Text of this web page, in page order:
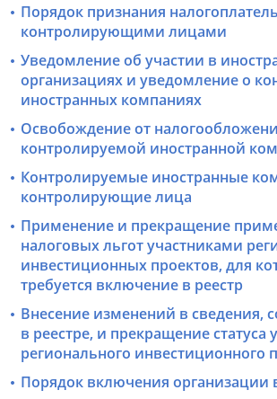
Порядок признания
контролирующими лицами
Уведомление об участии в
организациях и уведомление о
иностранных компаниях
Освобождение от
контролируемой иностранной
Контролируемые иностранные
контролирующие лица
Применение и прекращение
налоговых льгот участниками
инвестиционных проектов, для
требуется включение в реестр
Внесение изменений в сведения,
в реестре, и прекращение статуса
регионального инвестиционного
Порядок включения организации